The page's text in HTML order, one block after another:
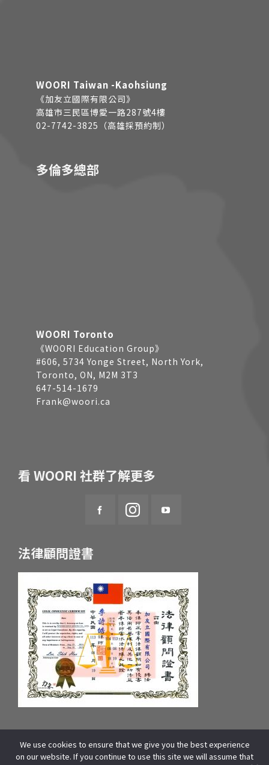
WOORI Taiwan -Kaohsiung
《加友立國際有限公司》
高雄市三民區博愛一路287號4樓
02-7742-3825（高雄採預約制）
多倫多總部
WOORI Toronto
《WOORI Education Group》
#606, 5734 Yonge Street, North York,
Toronto, ON, M2M 3T3
647-514-1679
Frank@woori.ca
看 WOORI 社群了解更多
法律顧問證書
統一編號：55657233 府產業商字第：10659607600號
COPYRIGHT © 2025 WOORI EDUCATION GROUP. ALL RIGHTS
We use cookies to ensure that we give you the best experience
on our website. If you continue to use this site we will assume that